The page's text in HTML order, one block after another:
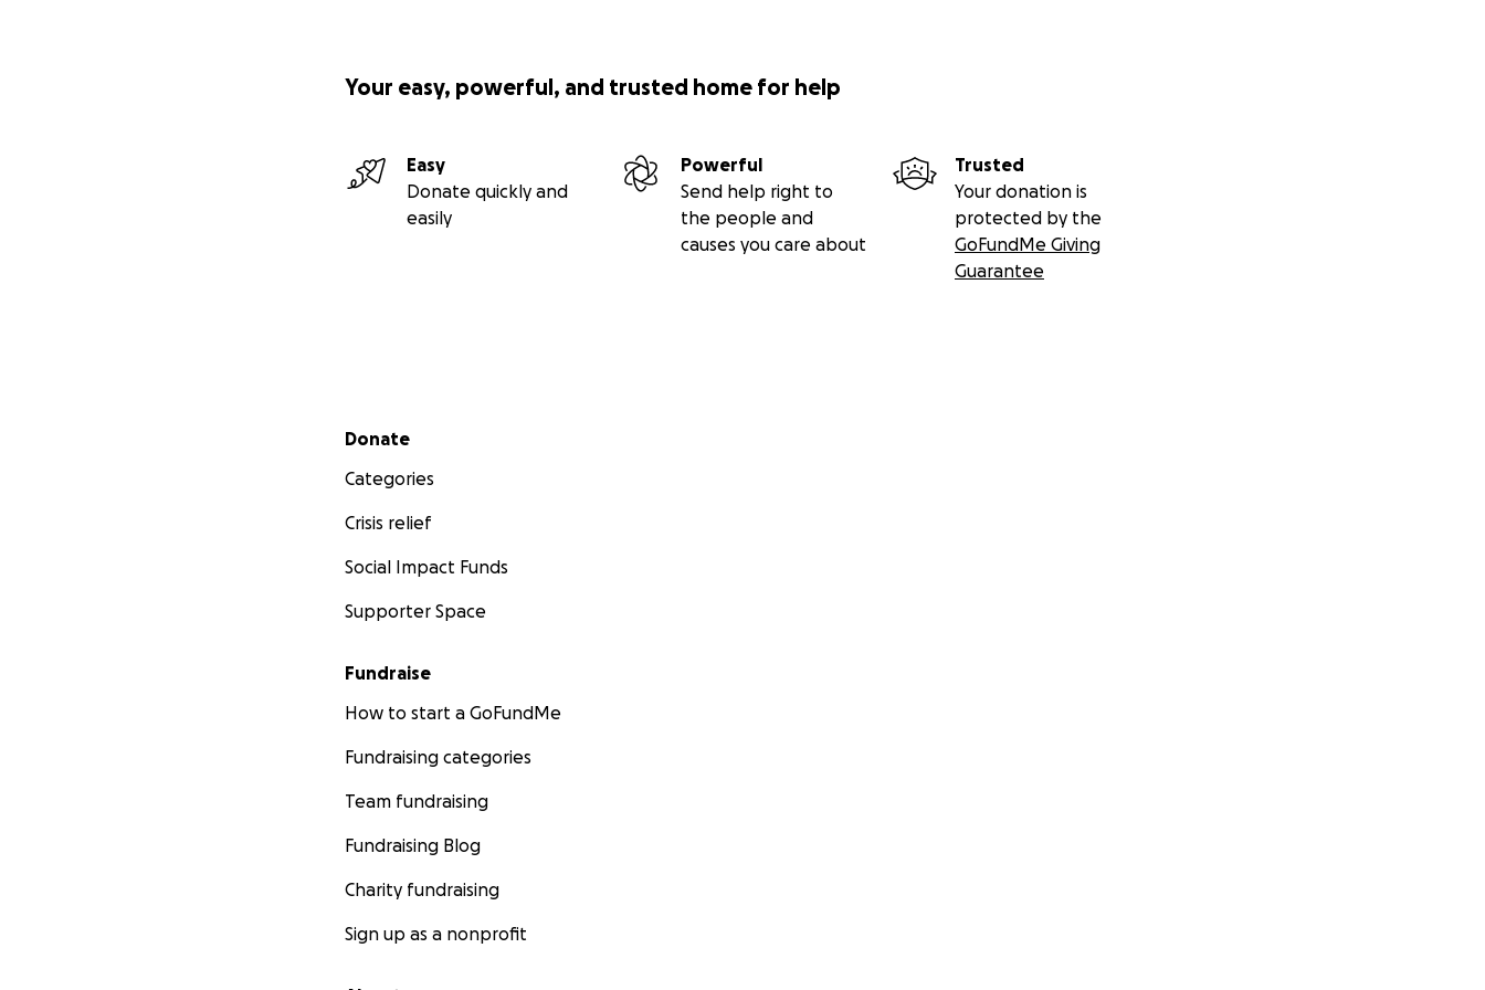
Weitere Links:
Großbrand der Scheune
Pressemitteilung Brand Scheune
Your easy, powerful, and trusted home for help
Easy
Donate quickly and
easily
Powerful
Send help right to
the people and
causes you care about
Trusted
Your donation is
protected by the
GoFundMe Giving
Guarantee
Secondary menu
Donate
Categories
Crisis relief
Social Impact Funds
Supporter Space
Fundraise
How to start a GoFundMe
Fundraising categories
Team fundraising
Fundraising Blog
Charity fundraising
Sign up as a nonprofit